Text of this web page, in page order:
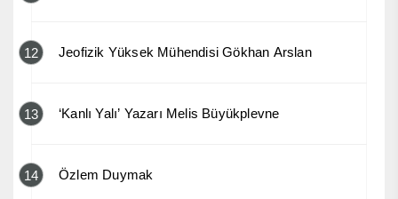
12 Jeofizik Yüksek Mühendisi Gökhan Arslan
13 ‘Kanlı Yalı’ Yazarı Melis Büyükplevne
14 Özlem Duymak